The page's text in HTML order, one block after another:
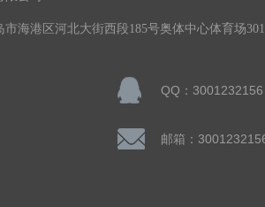
市海港区河北大街西段185号奥体中心体育场
QQ：3001232156
邮箱：